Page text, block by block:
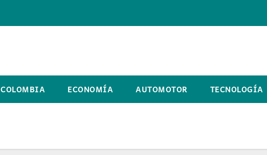
COLOMBIA ECONOMÍA AUTOMOTOR TECNOLOGÍA